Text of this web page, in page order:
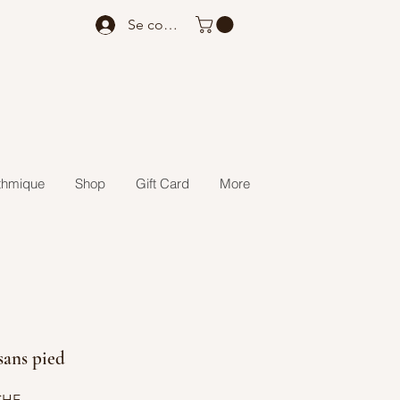
Se connecter
Shop Gift Card More
pied